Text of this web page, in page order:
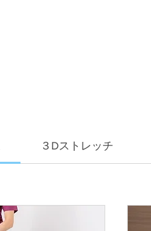
３Dストレッチ